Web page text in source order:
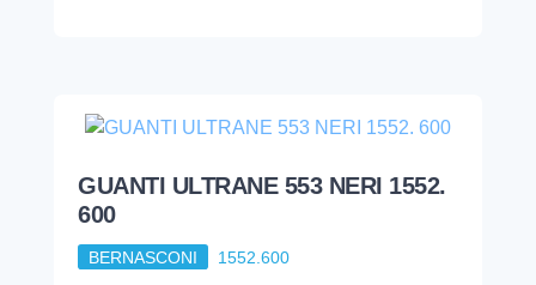
GUANTI ULTRANE 553 NERI 1552.
600
BERNASCONI 1552.600